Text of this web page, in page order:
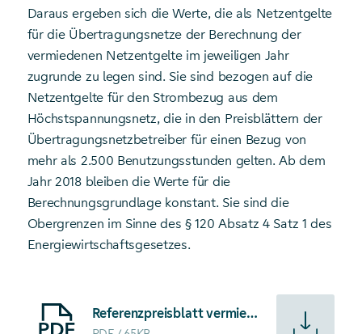
Daraus ergeben sich die Werte, die als Netzentgelte
für die Übertragungsnetze der Berechnung der
vermiedenen Netzentgelte im jeweiligen Jahr
zugrunde zu legen sind. Sie sind bezogen auf die
Netzentgelte für den Strombezug aus dem
Höchstspannungsnetz, die in den Preisblättern der
Übertragungsnetzbetreiber für einen Bezug von
mehr als 2.500 Benutzungsstunden gelten. Ab dem
Jahr 2018 bleiben die Werte für die
Berechnungsgrundlage konstant. Sie sind die
Obergrenzen im Sinne des § 120 Absatz 4 Satz 1 des
Energiewirtschaftsgesetzes.
Starte Download von: Referenzpreisblatt vermiedene
Referenzpreisblatt vermiedene Netzentgelte